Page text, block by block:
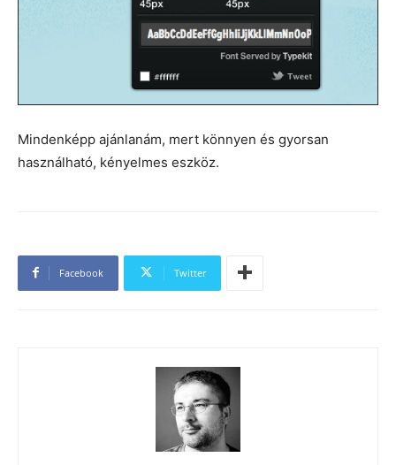
Mindenképp ajánlanám, mert könnyen és gyorsan
használható, kényelmes eszköz.
Facebook Twitter